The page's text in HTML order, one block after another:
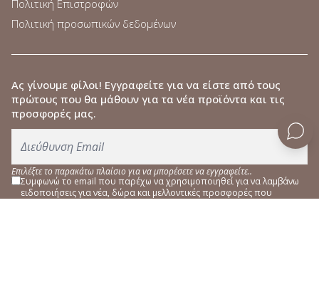
Πολιτική Επιστροφών
Πολιτική προσωπικών δεδομένων
Ας γίνουμε φίλοι! Εγγραφείτε για να είστε από τους
πρώτους που θα μάθουν για τα νέα προϊόντα και τις
προσφορές μας.
Επιλέξτε το παρακάτω πλαίσιο για να μπορέσετε να εγγραφείτε..
Συμφωνώ το email που παρέχω να χρησιμοποιηθεί για να λαμβάνω
ειδοποιήσεις για νέα, δώρα και μελλοντικές προσφορές που